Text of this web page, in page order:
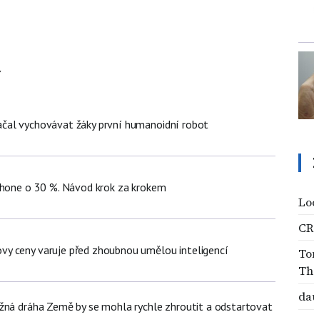
vychovávat žáky první humanoidní robot
o 30 %. Návod krok za krokem
ceny varuje před zhoubnou umělou inteligencí
dráha Země by se mohla rychle zhroutit a odstartovat